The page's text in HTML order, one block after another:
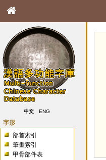
中文 ENG
字形
部首索引
筆畫索引
甲骨部件表